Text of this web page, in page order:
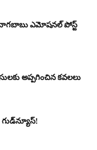
నాగబాబు ఎమోషనల్ పోస్ట్
అప్పగించిన కవలలు
గుడ్‌న్యూస్!